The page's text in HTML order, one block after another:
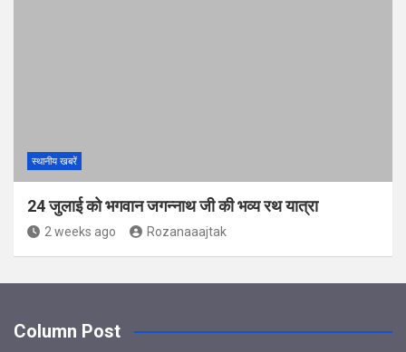
स्थानीय खबरें
24 जुलाई को भगवान जगन्नाथ जी की भव्य रथ यात्रा
2 weeks ago Rozanaaajtak
Column Post